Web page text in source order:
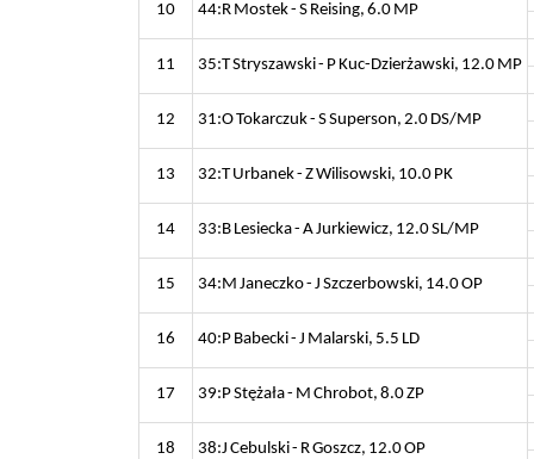
10 44:R Mostek - S Reising, 6.0 MP
11 35:T Stryszawski - P Kuc-Dzierżawski, 12.0 MP
12 31:O Tokarczuk - S Superson, 2.0 DS/MP
13 32:T Urbanek - Z Wilisowski, 10.0 PK
14 33:B Lesiecka - A Jurkiewicz, 12.0 SL/MP
15 34:M Janeczko - J Szczerbowski, 14.0 OP
16 40:P Babecki - J Malarski, 5.5 LD
17 39:P Stężała - M Chrobot, 8.0 ZP
18 38:J Cebulski - R Goszcz, 12.0 OP